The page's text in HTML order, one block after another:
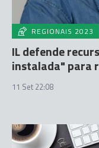
REGIONAIS 2023
IL defende
instalada" para
11 Set 22:08